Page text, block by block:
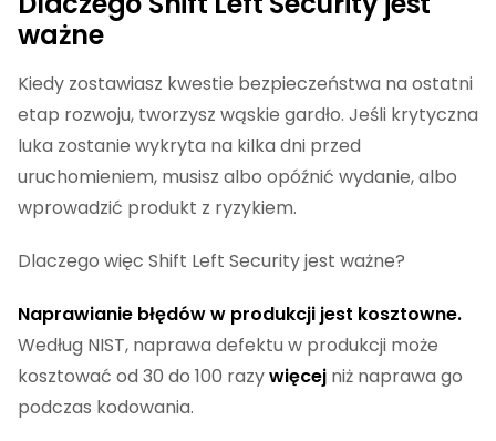
ważne
Kiedy zostawiasz kwestie bezpieczeństwa na ostatni
etap rozwoju, tworzysz wąskie gardło. Jeśli krytyczna
luka zostanie wykryta na kilka dni przed
uruchomieniem, musisz albo opóźnić wydanie, albo
wprowadzić produkt z ryzykiem.
Dlaczego więc Shift Left Security jest ważne?
Naprawianie błędów w produkcji jest kosztowne.
Według NIST, naprawa defektu w produkcji może
kosztować od 30 do 100 razywięcej niż naprawa go
podczas kodowania.